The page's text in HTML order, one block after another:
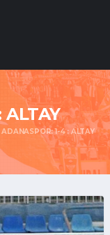
ALTAY
ADANASPOR: 1-4 : ALTAY